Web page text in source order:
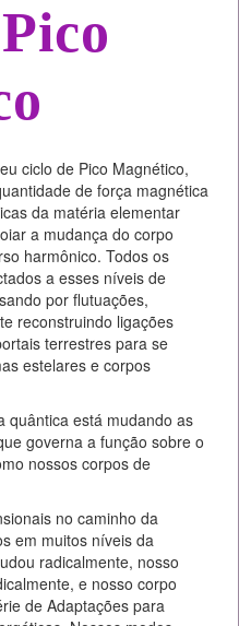
ciclo de Pico Magnético,
de força magnética
da matéria elementar
a mudança do corpo
harmônico. Todos os
a esses níveis de
por flutuações,
reconstruindo ligações
terrestres para se
estelares e corpos
quântica está mudando as
governa a função sobre o
nossos corpos de
no caminho da
em muitos níveis da
radicalmente, nosso
e nosso corpo
de Adaptações para